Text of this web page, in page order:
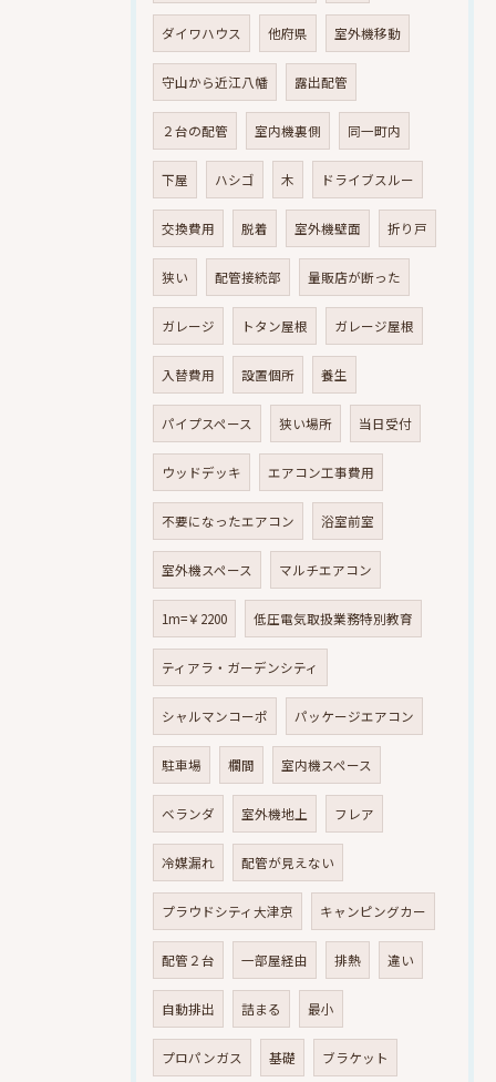
ダイワハウス 他府県 室外機移動
守山から近江八幡 露出配管
２台の配管 室内機裏側 同一町内
下屋 ハシゴ 木 ドライブスルー
交換費用 脱着 室外機壁面 折り戸
狭い 配管接続部 量販店が断った
ガレージ トタン屋根 ガレージ屋根
入替費用 設置個所 養生
パイプスペース 狭い場所 当日受付
ウッドデッキ エアコン工事費用
不要になったエアコン 浴室前室
室外機スペース マルチエアコン
1m=￥2200 低圧電気取扱業務特別教育
ティアラ・ガーデンシティ
シャルマンコーポ パッケージエアコン
駐車場 欄間 室内機スペース
ベランダ 室外機地上 フレア
冷媒漏れ 配管が見えない
プラウドシティ大津京 キャンピングカー
配管２台 一部屋経由 排熱 違い
自動排出 詰まる 最小
プロパンガス 基礎 ブラケット